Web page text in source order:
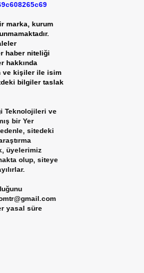
marka, kurum
haber niteliği
hakkında
ve kişiler ile isim
bilgiler taslak
Teknolojileri ve
bir Yer
sitedeki
üyelerimiz
olup, siteye
yasal süre